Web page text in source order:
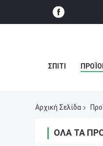
ΣΠΊΤΙ
Αρχική Σελίδα
ΌΛΑ ΤΑ